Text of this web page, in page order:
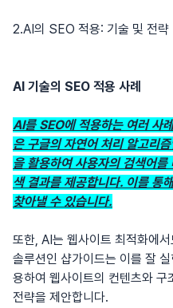
2.AI의 SEO 적용: 기술 및 전략
AI 기술의 SEO 적용 사례
AI를 SEO에 적용하는 여러 사
은 구글의 자연어 처리 알고리
을 활용하여 사용자의 검색어
색 결과를 제공합니다. 이를 통
찾아낼 수 있습니다.
또한, AI는 웹사이트 최적화에
솔루션인 샵가이드는 이를 잘
용하여 웹사이트의 컨텐츠와
전략을 제안합니다.